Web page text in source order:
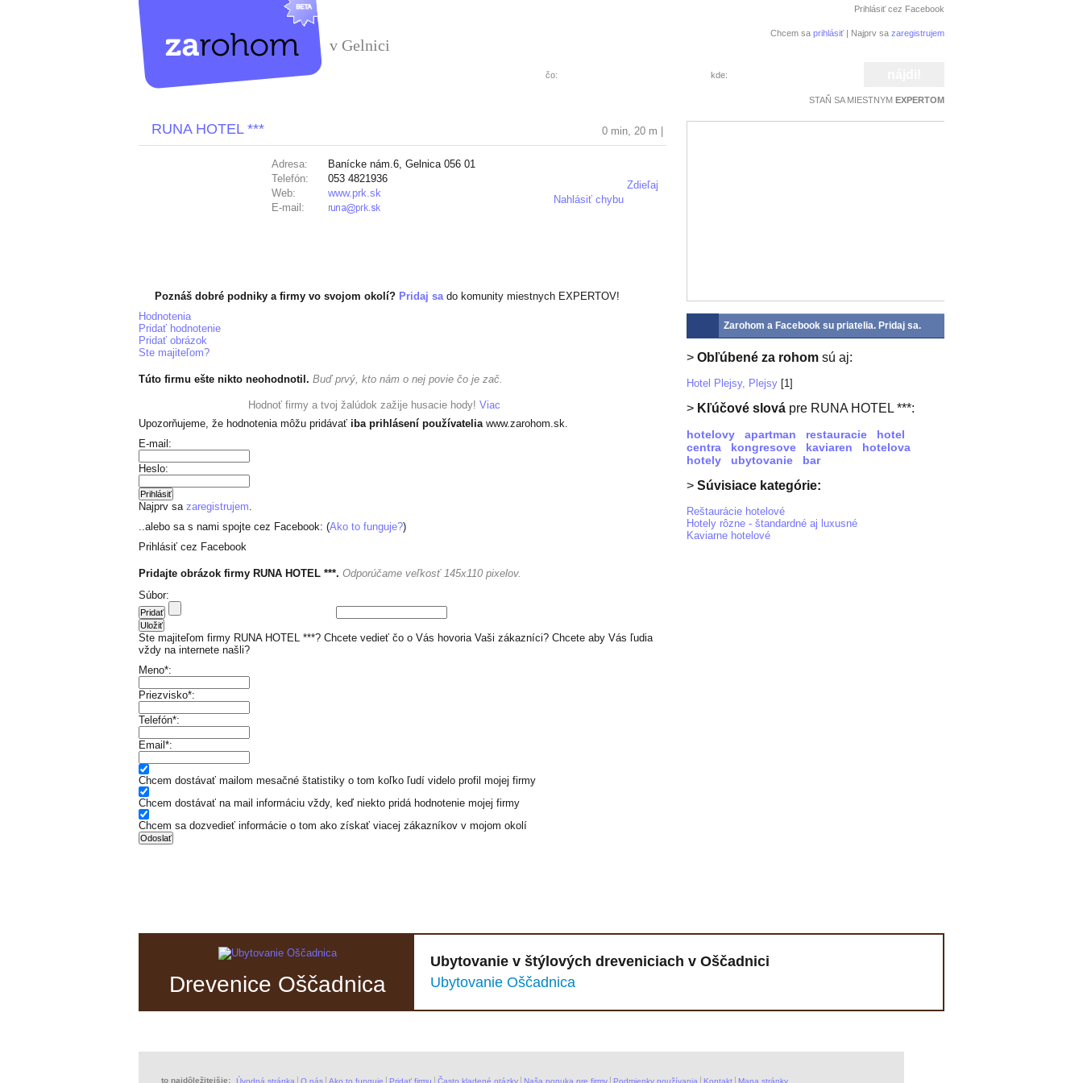
v Gelnici
Prihlásiť cez Facebook
Chcem sa prihlásiť| Najprv sa zaregistrujem
čo: kde:
STAŇ SA MIESTNYM EXPERTOM
RUNA HOTEL *** 0 min, 20 m |
Adresa:
Banícke nám.6, Gelnica 056 01
Telefón:
053 4821936
Web:
www.prk.sk
E-mail:
Zdieľaj
Nahlásiť chybu
Poznáš dobré podniky a firmy vo svojom okolí? Pridaj sado komunity miestnych EXPERTOV!
Hodnotenia
Pridať hodnotenie
Pridať obrázok
Ste majiteľom?
Túto firmu ešte nikto neohodnotil. Buď prvý, kto nám o nej povie čo je zač.
Hodnoť firmy a tvoj žalúdok zažije husacie hody! Viac
Upozorňujeme, že hodnotenia môžu pridávať iba prihlásení používateliawww.zarohom.sk.
E-mail:
Heslo:
Najprv sa zaregistrujem.
..alebo sa s nami spojte cez Facebook: (Ako to funguje?)
Prihlásiť cez Facebook
Pridajte obrázok firmy RUNA HOTEL ***. Odporúčame veľkosť 145x110 pixelov.
Súbor:
Ste majiteľom firmy RUNA HOTEL ***? Chcete vedieť čo o Vás hovoria Vaši zákazníci? Chcete aby Vás ľudia
vždy na internete našli?
Meno*:
Priezvisko*:
Telefón*:
Email*:
Chcem dostávať mailom mesačné štatistiky o tom koľko ľudí videlo profil mojej firmy
Chcem dostávať na mail informáciu vždy, keď niekto pridá hodnotenie mojej firmy
Chcem sa dozvedieť informácie o tom ako získať viacej zákazníkov v mojom okolí
Drevenice Oščadnica
Ubytovanie v štýlových dreveniciach v Oščadnici
Ubytovanie Oščadnica
Zarohom a Facebook su priatelia. Pridaj sa.
> Obľúbené za rohom sú aj:
Hotel Plejsy, Plejsy [1]
> Kľúčové slová pre RUNA HOTEL ***:
hotelovy apartman restauracie
hotel
centra
kongresove kaviaren
hotelova
hotely
ubytovanie bar
> Súvisiace kategórie:
Reštaurácie hotelové
Hotely rôzne - štandardné aj luxusné
Kaviarne hotelové
to najdôležitejšie: Úvodná stránka O nás Ako to funguje Pridať firmu Často kladené otázky Naša ponuka pre firmy Podmienky používania Kontakt Mapa stránky